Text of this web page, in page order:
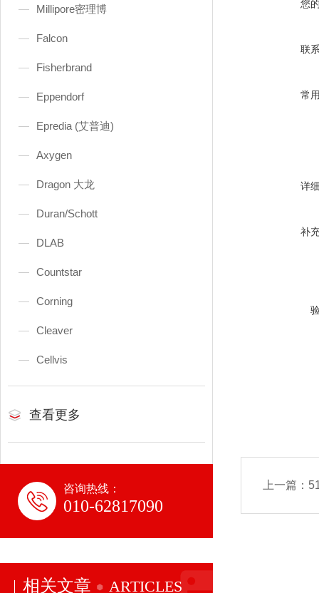
Millipore密理博
Falcon
Fisherbrand
Eppendorf
Epredia (艾普迪)
Axygen
Dragon 大龙
Duran/Schott
DLAB
Countstar
Corning
Cleaver
Cellvis
查看更多
咨询热线：
010-62817090
相关文章 ARTICLES
您
联
常
详
补
上一篇：